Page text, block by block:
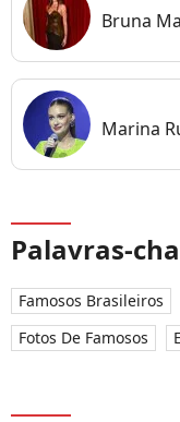
Bruna
Marina
Palavras-
Famosos Brasileiros
Fotos De Famosos